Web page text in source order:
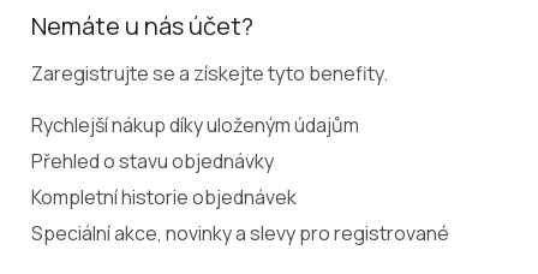
Nemáte u nás účet?
Zaregistrujte se a získejte tyto benefity.
Rychlejší nákup díky uloženým údajům
Přehled o stavu objednávky
Kompletní historie objednávek
Speciální akce, novinky a slevy pro registrované